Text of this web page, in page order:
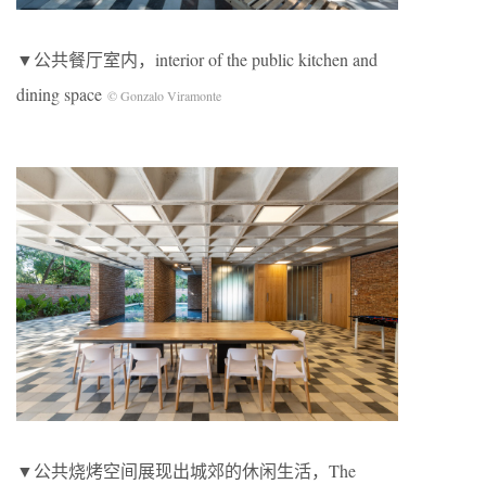
▼公共餐厅室内，interior of the public kitchen and
dining space © Gonzalo Viramonte
▼公共烧烤空间展现出城郊的休闲生活，The